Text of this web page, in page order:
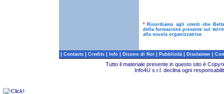
* Ricordiamo agli utenti che
della formazione presente sul
alla scuola organizzatrice.
| Contacts | Credits | Info | Dicono di Noi | Pubblicità | Disclaimer |
Tutto il materiale presente in questo sito è
Info4U s.r.l. declina ogni